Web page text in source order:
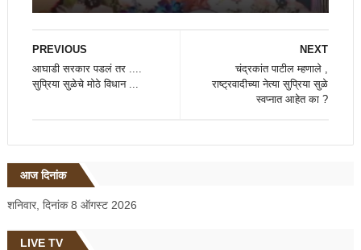
NEXT
चंद्रकांत पाटील म्हणाले ,
राष्ट्रवादीच्या नेत्या सुप्रिया सुळे
स्वप्नात आहेत का ?
PREVIOUS
आघाडी सरकार पडलं तर ....
सुप्रिया सुळेचे मोठे विधान ...
आज दिनांक
शनिवार, दिनांक 8 ऑगस्ट 2026
LIVE TV